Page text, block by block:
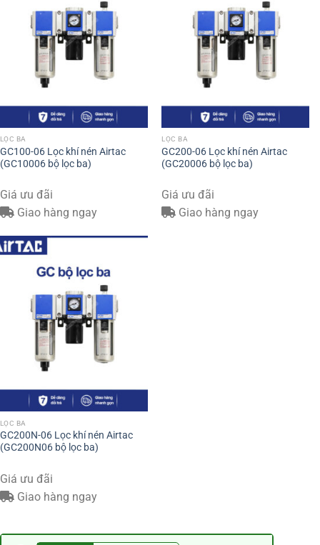
LỌC BA
GC100-06 Lọc khí nén Airtac
(GC10006 bộ lọc ba)
Giá ưu đãi
Giao hàng ngay
LỌC BA
GC200-06 Lọc khí nén Airtac
(GC20006 bộ lọc ba)
Giá ưu đãi
Giao hàng ngay
LỌC BA
GC200N-06 Lọc khí nén Airtac
(GC200N06 bộ lọc ba)
Giá ưu đãi
Giao hàng ngay